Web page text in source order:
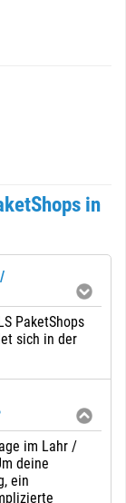
in
PaketShops
sich in der
im Lahr /
deine
ein